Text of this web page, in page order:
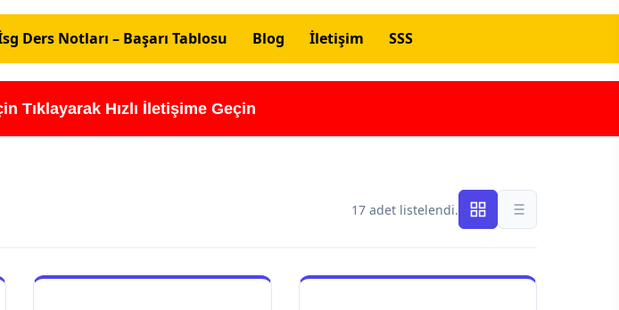
Ders Notları – Başarı Tablosu Blog İletişim SSS
Tıklayarak Hızlı İletişime Geçin
17 adet listelendi.